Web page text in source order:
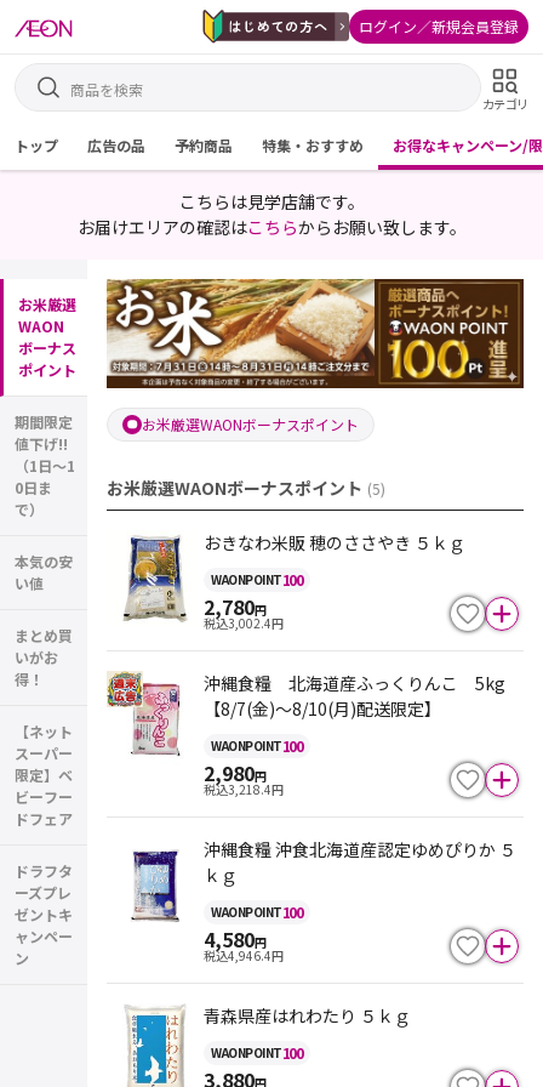
ログイン／新規会員登録
カテゴリ
トップ 広告の品 予約商品 特集・おすすめ お得なキャンペーン/
こちらは見学店舗です。
お届けエリアの確認はこちらからお願い致します。
お米厳選
WAON
ボーナス
ポイント
期間限定
値下げ!!
（1日～1
0日ま
で）
本気の安
い値
まとめ買
いがお
得！
【ネット
スーパー
限定】ベ
ビーフー
ドフェア
ドラフタ
ーズプレ
ゼントキ
ャンペー
ン
お米厳選WAONボーナスポイント
お米厳選WAONボーナスポイント (5)
おきなわ米販 穂のささやき ５ｋｇ
WAONPOINT100
2,780円
税込3,002.4円
沖縄食糧 北海道産ふっくりんこ 5kg
【8/7(金)～8/10(月)配送限定】
WAONPOINT100
2,980円
税込3,218.4円
沖縄食糧 沖食北海道産認定ゆめぴりか ５
ｋｇ
WAONPOINT100
4,580円
税込4,946.4円
青森県産はれわたり ５ｋｇ
WAONPOINT100
3,880円